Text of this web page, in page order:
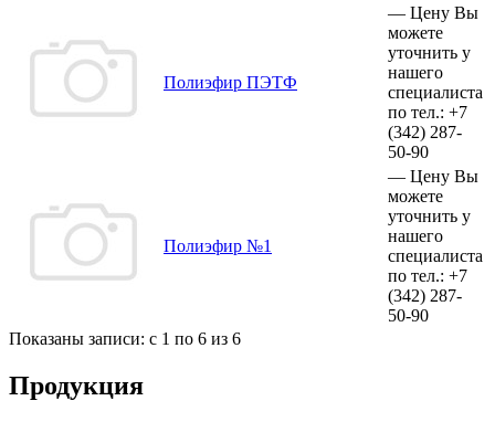
Полиэфир ПЭТФ
— Цену Вы
можете
уточнить у
нашего
специалиста
по тел.: +7
(342) 287-
50-90
Полиэфир №1
— Цену Вы
можете
уточнить у
нашего
специалиста
по тел.: +7
(342) 287-
50-90
Показаны записи: с 1 по 6 из 6
Продукция